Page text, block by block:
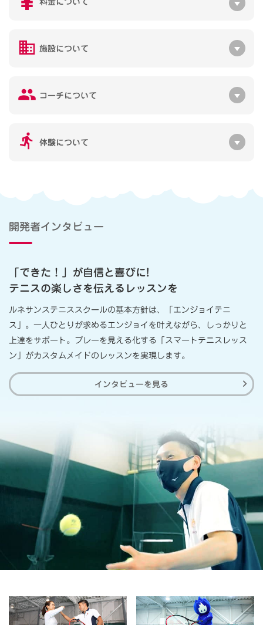
施設について
コーチについて
体験について
開発者インタビュー
「できた！」が自信と喜びに!
テニスの楽しさを伝えるレッスンを
ルネサンステニススクールの基本方針は、「エンジョイテニ
ス」。 一人ひとりが求めるエンジョイを叶えながら、しっかりと
上達をサポート。 プレーを見える化する「スマートテニスレッス
ン」がカスタムメイドのレッスンを実現します。
インタビューを見る